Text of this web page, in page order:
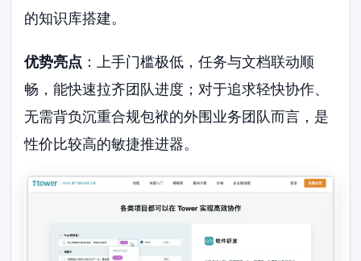
的知识库搭建。
优势亮点 ：上手门槛极低，任务与文档联动顺
畅，能快速拉齐团队进度；对于追求轻快协作、
无需背负沉重合规包袱的外围业务团队而言，是
性价比较高的敏捷推进器。